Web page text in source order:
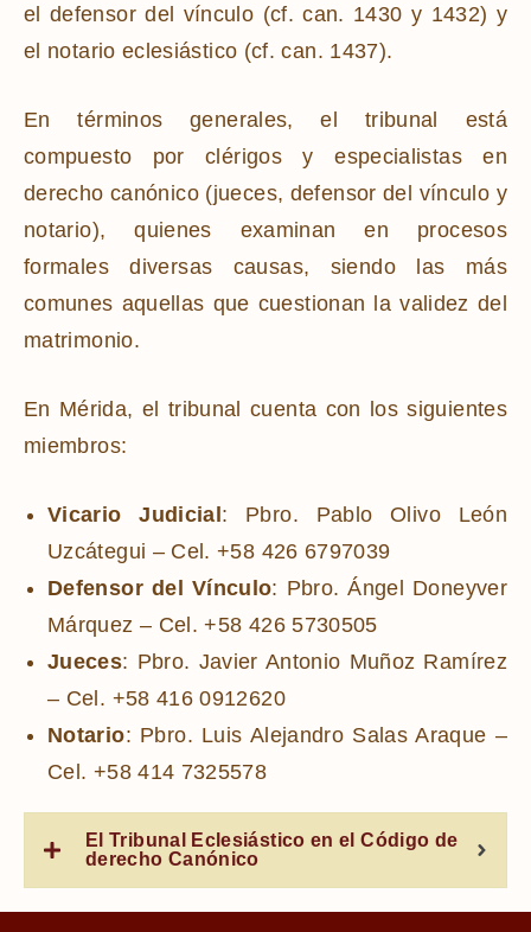
el defensor del vínculo (cf. can. 1430 y 1432) y
el notario eclesiástico (cf. can. 1437).
En términos generales, el tribunal está
compuesto por clérigos y especialistas en
derecho canónico (jueces, defensor del vínculo y
notario), quienes examinan en procesos
formales diversas causas, siendo las más
comunes aquellas que cuestionan la validez del
matrimonio.
En Mérida, el tribunal cuenta con los siguientes
miembros:
Vicario Judicial: Pbro. Pablo Olivo León
Uzcátegui – Cel. +58 426 6797039
Defensor del Vínculo: Pbro. Ángel Doneyver
Márquez – Cel. +58 426 5730505
Jueces: Pbro. Javier Antonio Muñoz Ramírez
– Cel. +58 416 0912620
Notario: Pbro. Luis Alejandro Salas Araque –
Cel. +58 414 7325578
El Tribunal Eclesiástico en el Código de
derecho Canónico